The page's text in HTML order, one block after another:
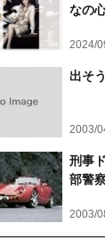
なの
2024/
出そ
2003/
刑事
部警
2003/